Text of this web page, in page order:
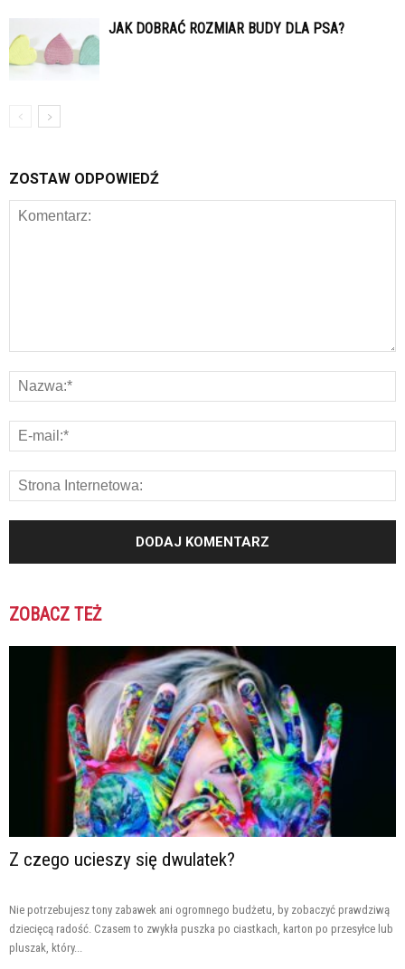
JAK DOBRAĆ ROZMIAR BUDY DLA PSA?
ZOSTAW ODPOWIEDŹ
ZOBACZ TEŻ
Z czego ucieszy się dwulatek?
Nie potrzebujesz tony zabawek ani ogromnego budżetu, by zobaczyć prawdziwą
dziecięcą radość. Czasem to zwykła puszka po ciastkach, karton po przesyłce lub
pluszak, który...